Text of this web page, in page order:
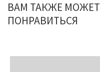
ВАМ ТАКЖЕ МОЖЕТ
ПОНРАВИТЬСЯ